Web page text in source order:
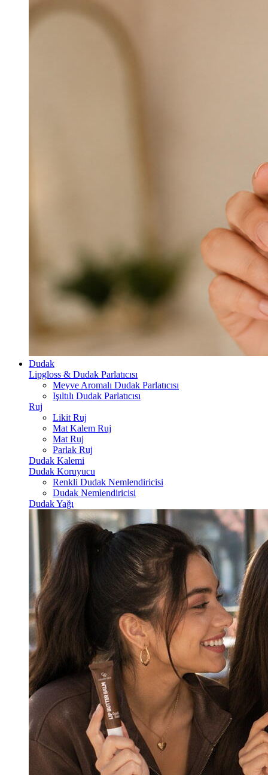
Dudak
Lipgloss & Dudak Parlatıcısı
Meyve Aromalı Dudak Parlatıcısı
Işıltılı Dudak Parlatıcısı
Ruj
Likit Ruj
Mat Kalem Ruj
Mat Ruj
Parlak Ruj
Dudak Kalemi
Dudak Koruyucu
Renkli Dudak Nemlendiricisi
Dudak Nemlendiricisi
Dudak Yağı